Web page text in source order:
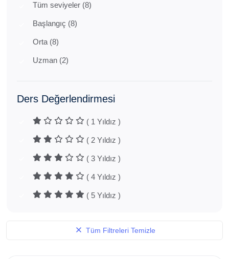
Tüm seviyeler (8)
Başlangıç (8)
Orta (8)
Uzman (2)
Ders Değerlendirmesi
( 1 Yıldız )
( 2 Yıldız )
( 3 Yıldız )
( 4 Yıldız )
( 5 Yıldız )
Tüm Filtreleri Temizle